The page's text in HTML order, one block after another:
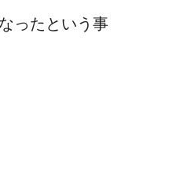
ったという事